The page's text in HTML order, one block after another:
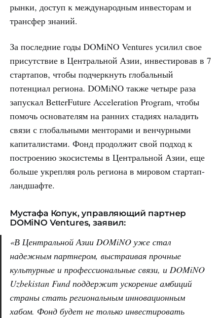
рынки, доступ к международным инвесторам и
трансфер знаний.
За последние годы DOMiNO Ventures усилил свое
присутствие в Центральной Азии, инвестировав в 7
стартапов, чтобы подчеркнуть глобальный
потенциал региона. DOMiNO также четыре раза
запускал BetterFuture Acceleration Program, чтобы
помочь основателям на ранних стадиях наладить
связи с глобальными менторами и венчурными
капиталистами. Фонд продолжит свой подход к
построению экосистемы в Центральной Азии, еще
больше укрепляя роль региона в мировом стартап-
ландшафте.
Мустафа Копук, управляющий партнер
DOMiNO Ventures, заявил:
«В Центральной Азии DOMiNO уже стал
надежным партнером, выстраивая прочные
культурные и профессиональные связи, и DOMiNO
Uzbekistan Fund поддержит ускорение амбиций
страны стать региональным инновационным
хабом. Фонд будет не только инвестировать